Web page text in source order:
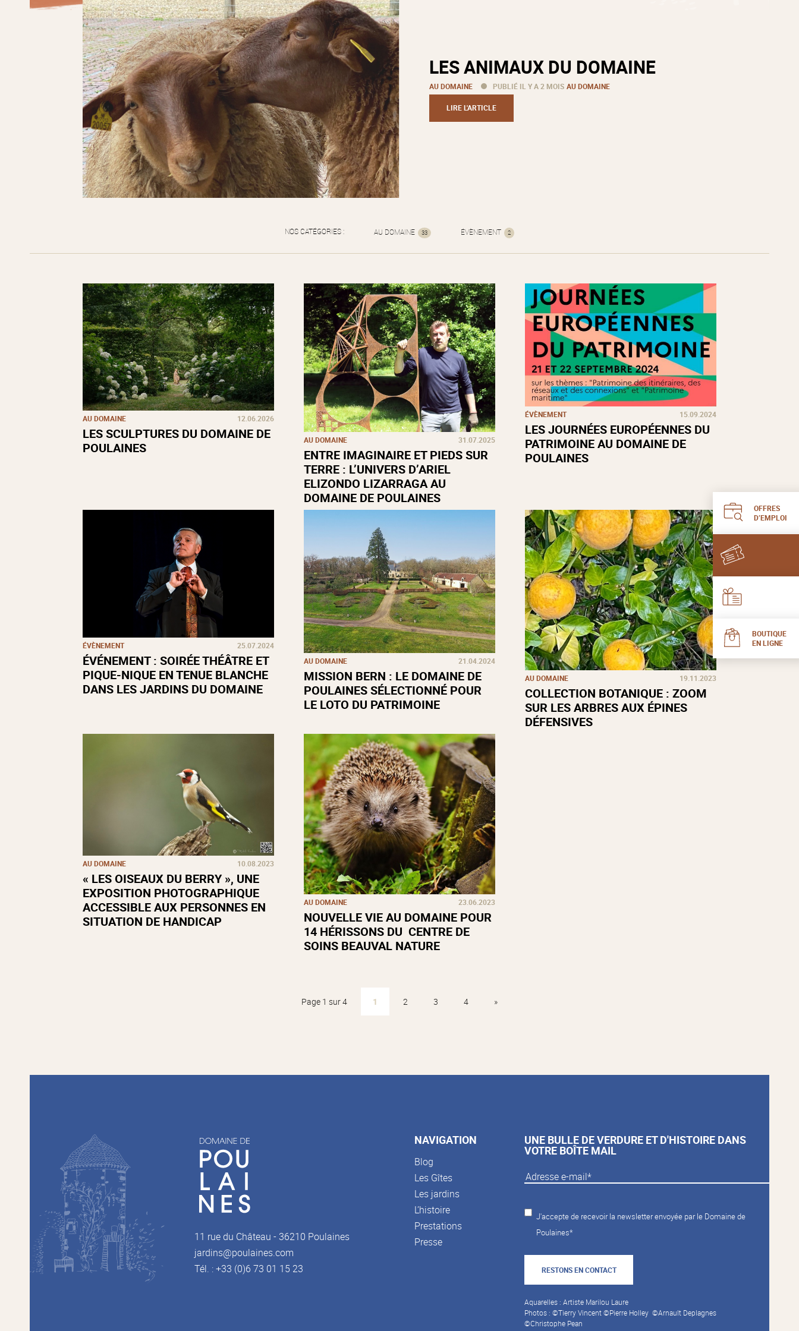
OFFRES
D’EMPLOI
BOUTIQUE
EN LIGNE
LES ANIMAUX DU DOMAINE
AU DOMAINE PUBLIÉ IL Y A 2 MOIS AU DOMAINE
LIRE L'ARTICLE
NOS CATÉGORIES : AU DOMAINE 33 ÉVÈNEMENT 2
AU DOMAINE 12.06.2026
LES SCULPTURES DU DOMAINE DE
POULAINES
AU DOMAINE 31.07.2025
ENTRE IMAGINAIRE ET PIEDS SUR
TERRE : L’UNIVERS D’ARIEL
ELIZONDO LIZARRAGA AU
DOMAINE DE POULAINES
ÉVÈNEMENT 15.09.2024
LES JOURNÉES EUROPÉENNES DU
PATRIMOINE AU DOMAINE DE
POULAINES
ÉVÈNEMENT 25.07.2024
ÉVÉNEMENT : SOIRÉE THÉÂTRE ET
PIQUE-NIQUE EN TENUE BLANCHE
DANS LES JARDINS DU DOMAINE
AU DOMAINE 21.04.2024
MISSION BERN : LE DOMAINE DE
POULAINES SÉLECTIONNÉ POUR
LE LOTO DU PATRIMOINE
AU DOMAINE 19.11.2023
COLLECTION BOTANIQUE : ZOOM
SUR LES ARBRES AUX ÉPINES
DÉFENSIVES
AU DOMAINE 10.08.2023
« LES OISEAUX DU BERRY », UNE
EXPOSITION PHOTOGRAPHIQUE
ACCESSIBLE AUX PERSONNES EN
SITUATION DE HANDICAP
AU DOMAINE 23.06.2023
NOUVELLE VIE AU DOMAINE POUR
14 HÉRISSONS DU CENTRE DE
SOINS BEAUVAL NATURE
Page 1 sur 4 1 2 3 4 »
11 rue du Château - 36210 Poulaines
jardins@poulaines.com
Tél. : +33 (0)6 73 01 15 23
NAVIGATION
Blog
Les Gîtes
Les jardins
L’histoire
Prestations
Presse
UNE BULLE DE VERDURE ET D'HISTOIRE DANS
VOTRE BOÎTE MAIL
J'accepte de recevoir la newsletter envoyée par le Domaine de
Poulaines*
RESTONS EN CONTACT
Aquarelles : Artiste Marilou Laure
Photos : ©Tierry Vincent ©Pierre Holley ©Arnault Deplagnes
©Christophe Pean